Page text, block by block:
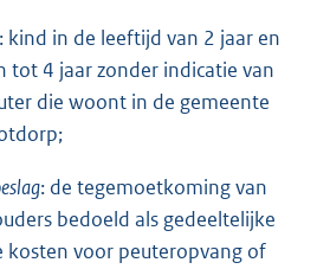
: kind in de leeftijd van 2 jaar en
tot 4 jaar zonder indicatie van
die woont in de gemeente
: de tegemoetkoming van
bedoeld als gedeeltelijke
kosten voor peuteropvang of